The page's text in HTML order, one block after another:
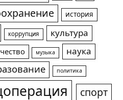
история
коррупция
культура
музыка
наука
политика
спорт